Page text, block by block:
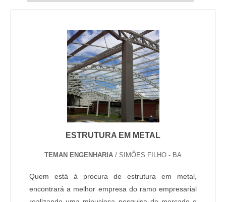
ESTRUTURA EM METAL
TEMAN ENGENHARIA / SIMÕES FILHO - BA
Quem está à procura de estrutura em metal,
encontrará a melhor empresa do ramo empresarial